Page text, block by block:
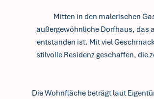
Mitten in den malerischen
außergewöhnliche Dorfhaus, das
entstanden ist. Mit viel
stilvolle Residenz geschaffen, die
Die Wohnfläche beträgt laut